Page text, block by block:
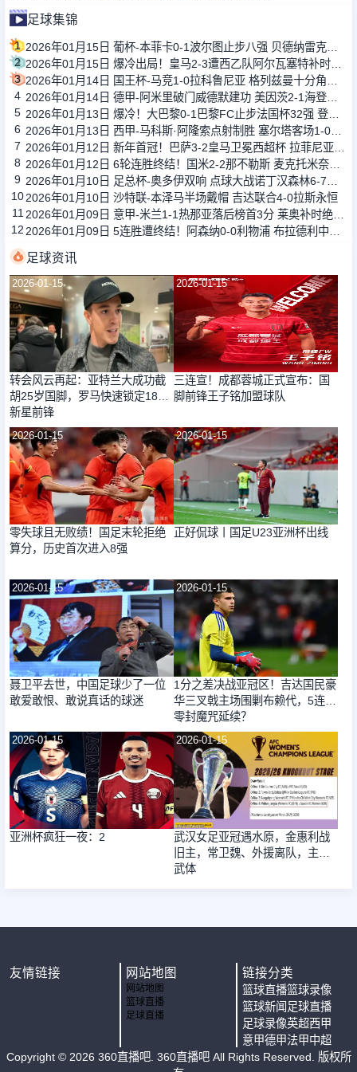
足球集锦
1
2
3
4
5
6
7
8
9
102026年01月10日 沙特联-本泽马半场戴帽 吉达联合4-0拉斯永恒
11
12
足球资讯
2026-01-15
转会风云再起：亚特兰大成功截
胡25岁国脚，罗马快速锁定18岁
新星前锋
2026-01-15
三连宣！成都蓉城正式宣布：国
脚前锋王子铭加盟球队
2026-01-15
零失球且无败绩！国足末轮拒绝
算分，历史首次进入8强
2026-01-15
正好侃球丨国足U23亚洲杯出线
2026-01-15
聂卫平去世，中国足球少了一位
敢爱敢恨、敢说真话的球迷
2026-01-15
1分之差决战亚冠区！吉达国民豪
华三叉戟主场围剿布赖代，5连杀
零封魔咒延续？
2026-01-15
亚洲杯疯狂一夜：2
2026-01-15
武汉女足亚冠遇水原，金惠利战
旧主，常卫魏、外援离队，主场
武体
友情链接 网站地图
网站地图
篮球直播
足球直播
链接分类
篮球直播篮球录像
篮球新闻 足球直播
足球录像英超西甲
意甲德甲法甲中超
Copyright © 2026 360直播吧. 360直播吧 All Rights Reserved. 版权所